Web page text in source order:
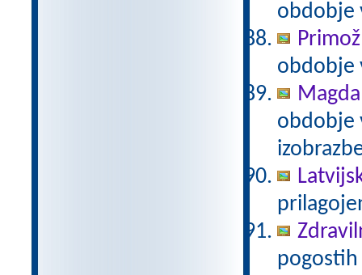
obdobje
obdobje
obdobje
pogostih